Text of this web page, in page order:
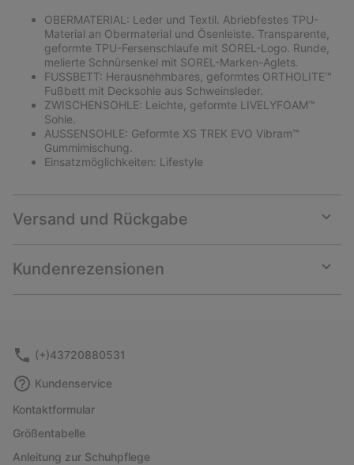
OBERMATERIAL: Leder und Textil. Abriebfestes TPU-
Material an Obermaterial und Ösenleiste. Transparente,
geformte TPU-Fersenschlaufe mit SOREL-Logo. Runde,
melierte Schnürsenkel mit SOREL-Marken-Aglets.
FUSSBETT: Herausnehmbares, geformtes ORTHOLITE™
Fußbett mit Decksohle aus Schweinsleder.
ZWISCHENSOHLE: Leichte, geformte LIVELYFOAM™
Sohle.
AUSSENSOHLE: Geformte XS TREK EVO Vibram™
Gummimischung.
Einsatzmöglichkeiten: Lifestyle
Versand und Rückgabe
or
Kundenrezensionen
or
(+)43720880531
Kundenservice
Kontaktformular
Größentabelle
Anleitung zur Schuhpflege